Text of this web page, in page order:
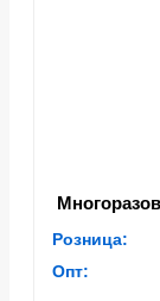
Розница:
Опт: